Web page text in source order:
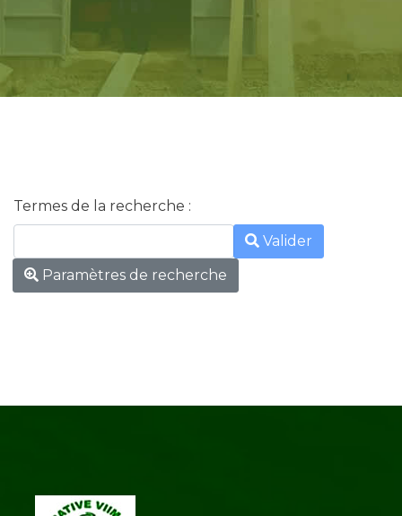
Termes de la recherche :
Type 2 or more
Valider
Paramètres de recherche